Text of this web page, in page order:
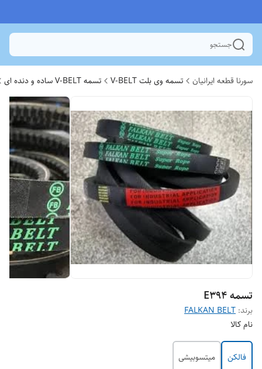
جستجو
سورنا قطعه ایرانیان تسمه وی بلت V-BELT تسمه V-BELT ساده و دنده ای
تسمه E394
برند: FALKAN BELT
نام کالا
فالکن میتسوبیشی